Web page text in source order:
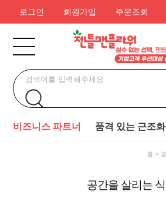
로그인 회원가입 주문조회
비즈니스 파트너 품격 있는 근조
홈
공간을 살리는